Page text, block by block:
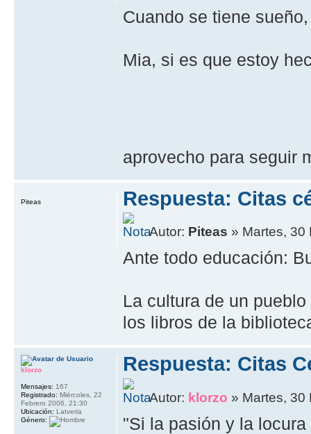
Cuando se tiene
Mia, si es que estoy
aprovecho para seguir
Respuesta: Citas
Autor: Piteas » Martes, 30
Ante todo educación:
La cultura de un
los libros de la
Piteas
Respuesta: Citas
Autor: klorzo » Martes, 30
"Si la pasión y la
klorzo
Mensajes: 167
Registrado: Miércoles, 22
Febrero 2006, 21:30
Ubicación: Latveria
Género: